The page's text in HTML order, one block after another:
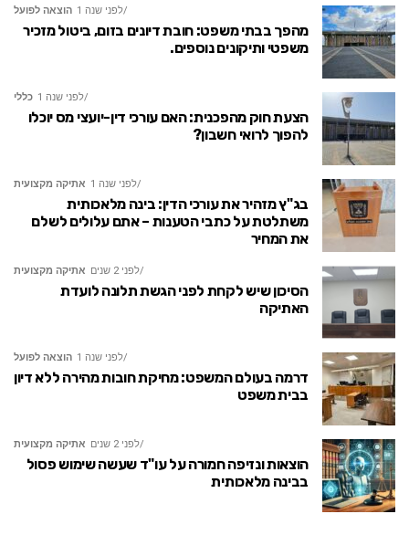
הוצאה לפועל לפני שנה 1
מהפך בבתי משפט: חובת דיונים בזום, ביטול מזכיר
משפטי ותיקונים נוספים.
כללי לפני שנה 1
הצעת חוק מהפכנית: האם עורכי דין-יועצי מס יוכלו
להפוך לרואי חשבון?
אתיקה מקצועית לפני שנה 1
בג"ץ מזהיר את עורכי הדין: בינה מלאכותית
משתלטת על כתבי הטענות – אתם עלולים לשלם
את המחיר
אתיקה מקצועית לפני 2 שנים
הסיכון שיש לקחת לפני הגשת תלונה לועדת
האתיקה
הוצאה לפועל לפני שנה 1
דרמה בעולם המשפט: מחיקת חובות מהירה ללא דיון
בבית משפט
אתיקה מקצועית לפני 2 שנים
הוצאות ונזיפה חמורה על עו"ד שעשה שימוש פסול
בבינה מלאכותית